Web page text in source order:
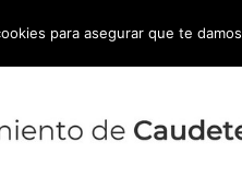
827 000para asegurar que te